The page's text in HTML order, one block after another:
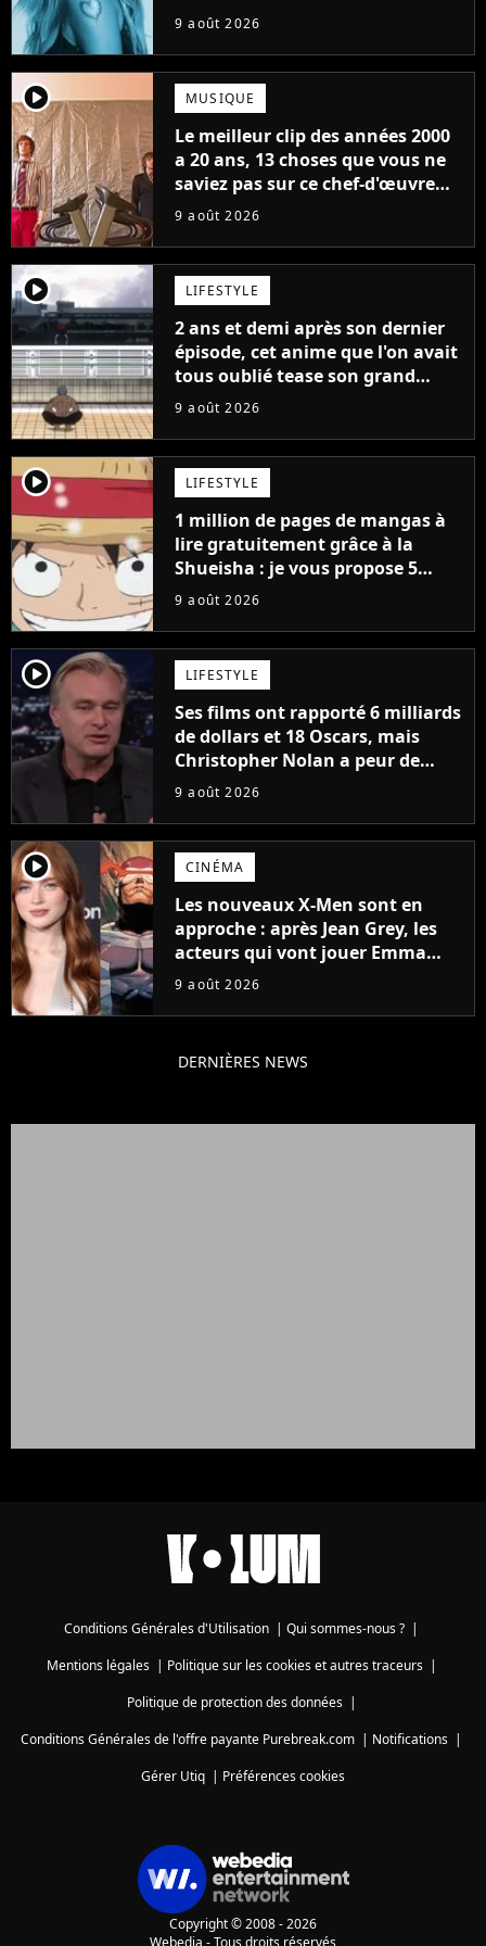
9 août 2026
player2 MUSIQUE
Le meilleur clip des années 2000
a 20 ans, 13 choses que vous ne
saviez pas sur ce chef-d'œuvre
qui a révolutionné YouTube
9 août 2026
player2 LIFESTYLE
2 ans et demi après son dernier
épisode, cet anime que l'on avait
tous oublié tease son grand
retour
9 août 2026
player2 LIFESTYLE
1 million de pages de mangas à
lire gratuitement grâce à la
Shueisha : je vous propose 5
mangas jamais sortis en France
9 août 2026
player2 LIFESTYLE
Ses films ont rapporté 6 milliards
de dollars et 18 Oscars, mais
Christopher Nolan a peur de
tourner un genre de films très
9 août 2026
player2 CINÉMA
Les nouveaux X-Men sont en
approche : après Jean Grey, les
acteurs qui vont jouer Emma
Frost et Cyclope trouvés !
9 août 2026
DERNIÈRES NEWS
Conditions Générales d'Utilisation | Qui sommes-nous ? |
Mentions légales| Politique sur les cookies et autres traceurs|
Politique de protection des données|
Conditions Générales de l'offre payante Purebreak.com | Notifications |
Gérer Utiq | Préférences cookies
Copyright © 2008 - 2026
Webedia - Tous droits réservés